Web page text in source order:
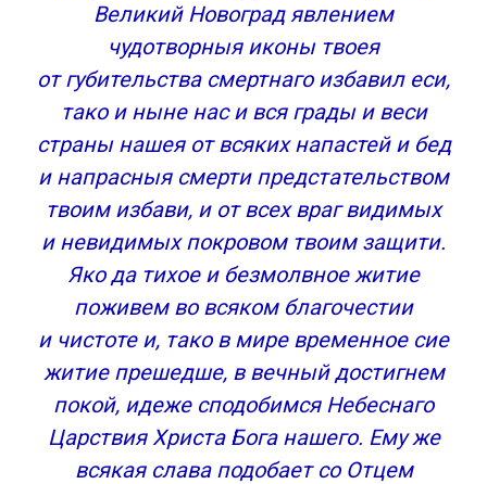
Великий Новоград явлением
чудотворныя иконы твоея
от губительства смертнаго избавил еси,
тако и ныне нас и вся грады и веси
страны нашея от всяких напастей и бед
и напрасныя смерти предстательством
твоим избави, и от всех враг видимых
и невидимых покровом твоим защити.
Яко да тихое и безмолвное житие
поживем во всяком благочестии
и чистоте и, тако в мире временное сие
житие прешедше, в вечный достигнем
покой, идеже сподобимся Небеснаго
Царствия Христа Бога нашего. Ему же
всякая слава подобает со Отцем